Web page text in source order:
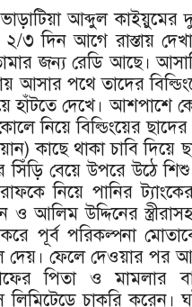
ভাড়াটিয়া আব্দুল
২/৩ দিন আগে রাস্তায়
জন্য রেডি আছে।
আসার পথে তাদের
হাঁটতে দেখে।
নিয়ে বিল্ডিংয়ের
কাছে থাকা চাবি
বেয়ে উপরে উঠে
নিয়ে পানির ট্যাংকের
ও আলিম উদ্দিনের
পূর্ব পরিকল্পনা
দেয়। ফেলে দেওয়ার পর
পিতা ও মামলার
লিমিটেডে চাকরি করেন।